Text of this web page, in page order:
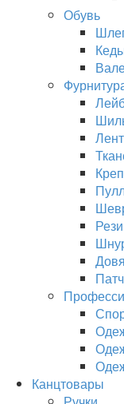
Обувь
Канцтовары